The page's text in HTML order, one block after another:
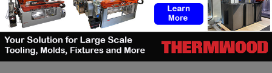
RECHERCHE